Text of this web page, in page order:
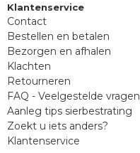
Klantenservice
Contact
Bestellen en betalen
Bezorgen en afhalen
Klachten
Retourneren
FAQ - Veelgestelde vragen
Aanleg tips sierbestrating
Zoekt u iets anders?
Klantenservice